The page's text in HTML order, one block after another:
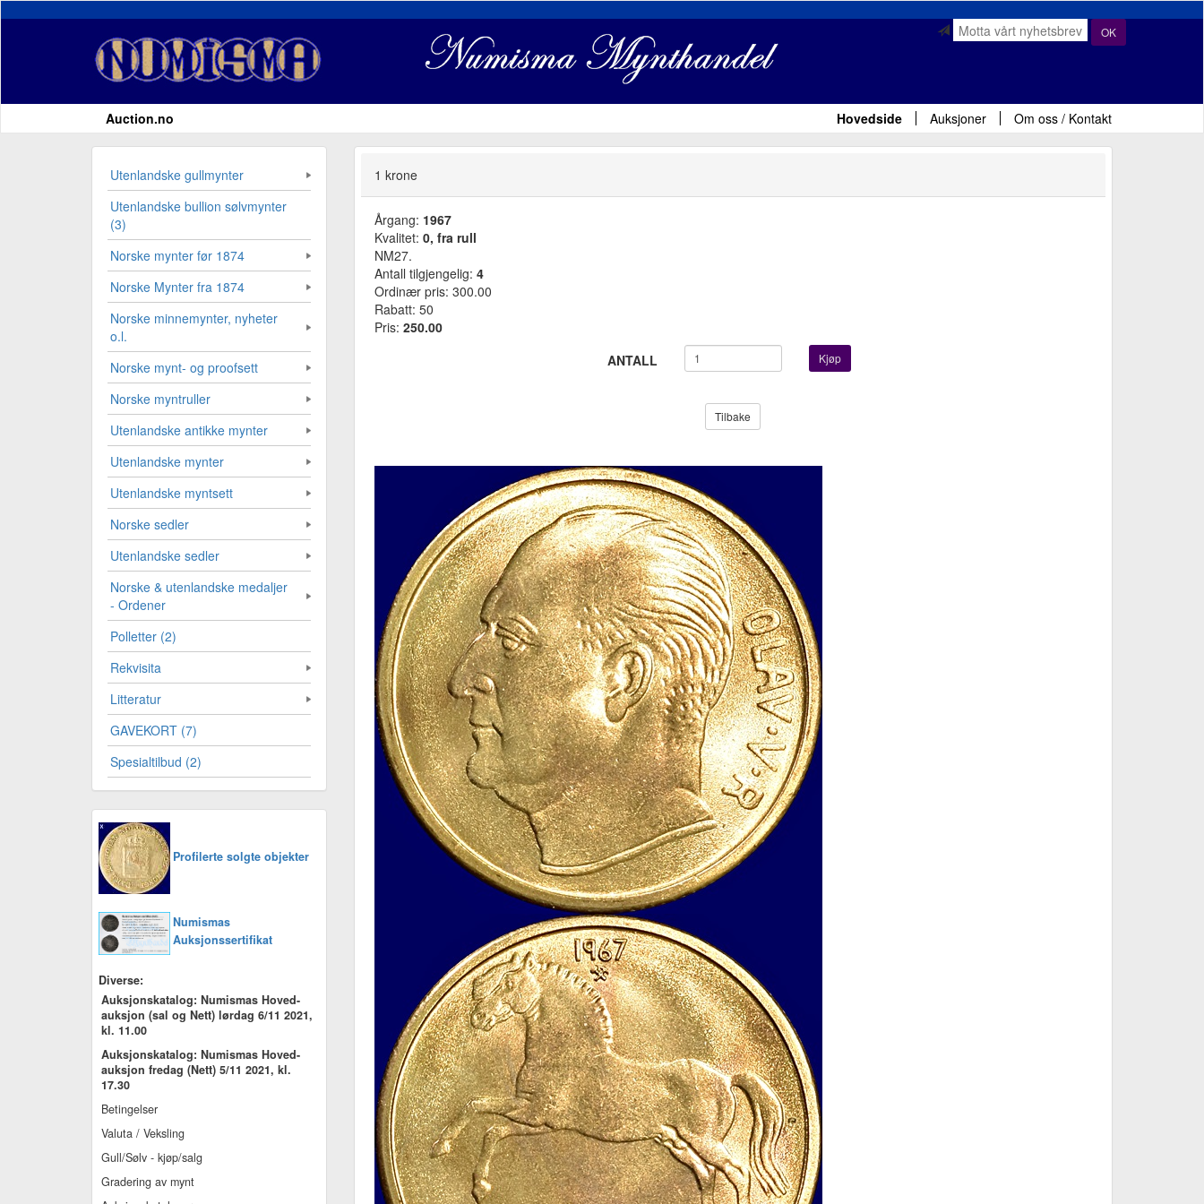
OK
Auction.no Hovedside Auksjoner Om oss / Kontakt
Utenlandske gullmynter
Utenlandske bullion sølvmynter
(3)
Norske mynter før 1874
Norske Mynter fra 1874
Norske minnemynter, nyheter
o.l.
Norske mynt- og proofsett
Norske myntruller
Utenlandske antikke mynter
Utenlandske mynter
Utenlandske myntsett
Norske sedler
Utenlandske sedler
Norske & utenlandske medaljer
- Ordener
Polletter (2)
Rekvisita
Litteratur
GAVEKORT (7)
Spesialtilbud (2)
Profilerte solgte objekter
Numismas
Auksjonssertifikat
Diverse:
Auksjonskatalog: Numismas Hoved-
auksjon (sal og Nett) lørdag 6/11 2021,
kl. 11.00
Auksjonskatalog: Numismas Hoved-
auksjon fredag (Nett) 5/11 2021, kl.
17.30
Betingelser
Valuta / Veksling
Gull/Sølv - kjøp/salg
Gradering av mynt
1 krone
Årgang: 1967
Kvalitet: 0, fra rull
NM27.
Antall tilgjengelig: 4
Ordinær pris: 300.00
Rabatt: 50
Pris: 250.00
ANTALL
Kjøp
Tilbake